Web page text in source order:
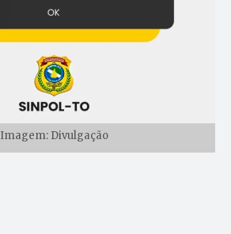
Imagem: Divulgação